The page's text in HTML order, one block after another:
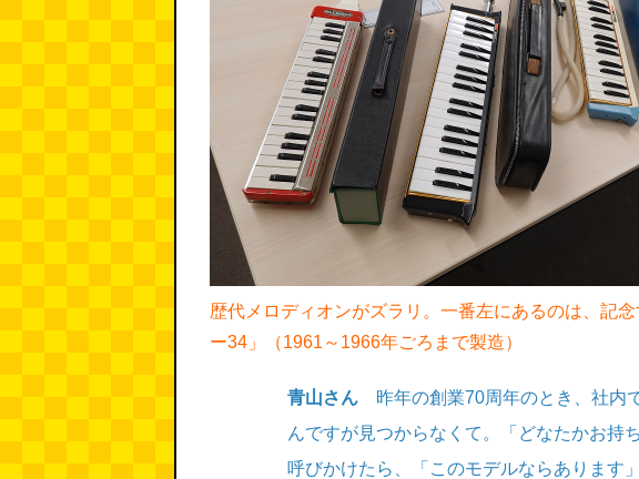
歴代メロディオンがズラリ。一番左にあるのは、記
ー34」（1961～1966年ごろまで製造）
青山さん 昨年の創業70周年のとき、社内
んですが見つからなくて。「どなたかお持
呼びかけたら、「このモデルならあります